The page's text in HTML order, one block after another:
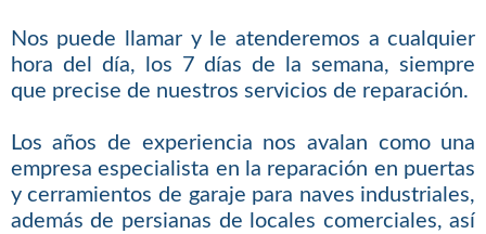
Nos puede llamar y le atenderemos a cualquier
hora del día, los 7 días de la semana, siempre
que precise de nuestros servicios de reparación.
Los años de experiencia nos avalan como una
empresa especialista en la reparación en puertas
y cerramientos de garaje para naves industriales,
además de persianas de locales comerciales, así